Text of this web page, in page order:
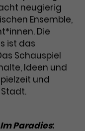
Google
um
zu
zu
hilft dabei
Nutzer über
unsere
neugierig
Ensemble,
Die
ist das
Schauspiel
Ideen und
und
Im Paradies: